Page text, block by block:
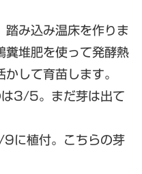
踏み込み温床を作りま
糞堆肥を使って発酵熱
して育苗します。
は3/5。まだ芽は出て
に植付。こちらの芽